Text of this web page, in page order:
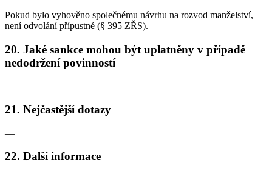
Pokud bylo vyhověno společnému návrhu na rozvod manželství,
není odvolání přípustné (§ 395 ZŘS).
20. Jaké sankce mohou být uplatněny v případě
nedodržení povinností
—
21. Nejčastější dotazy
—
22. Další informace